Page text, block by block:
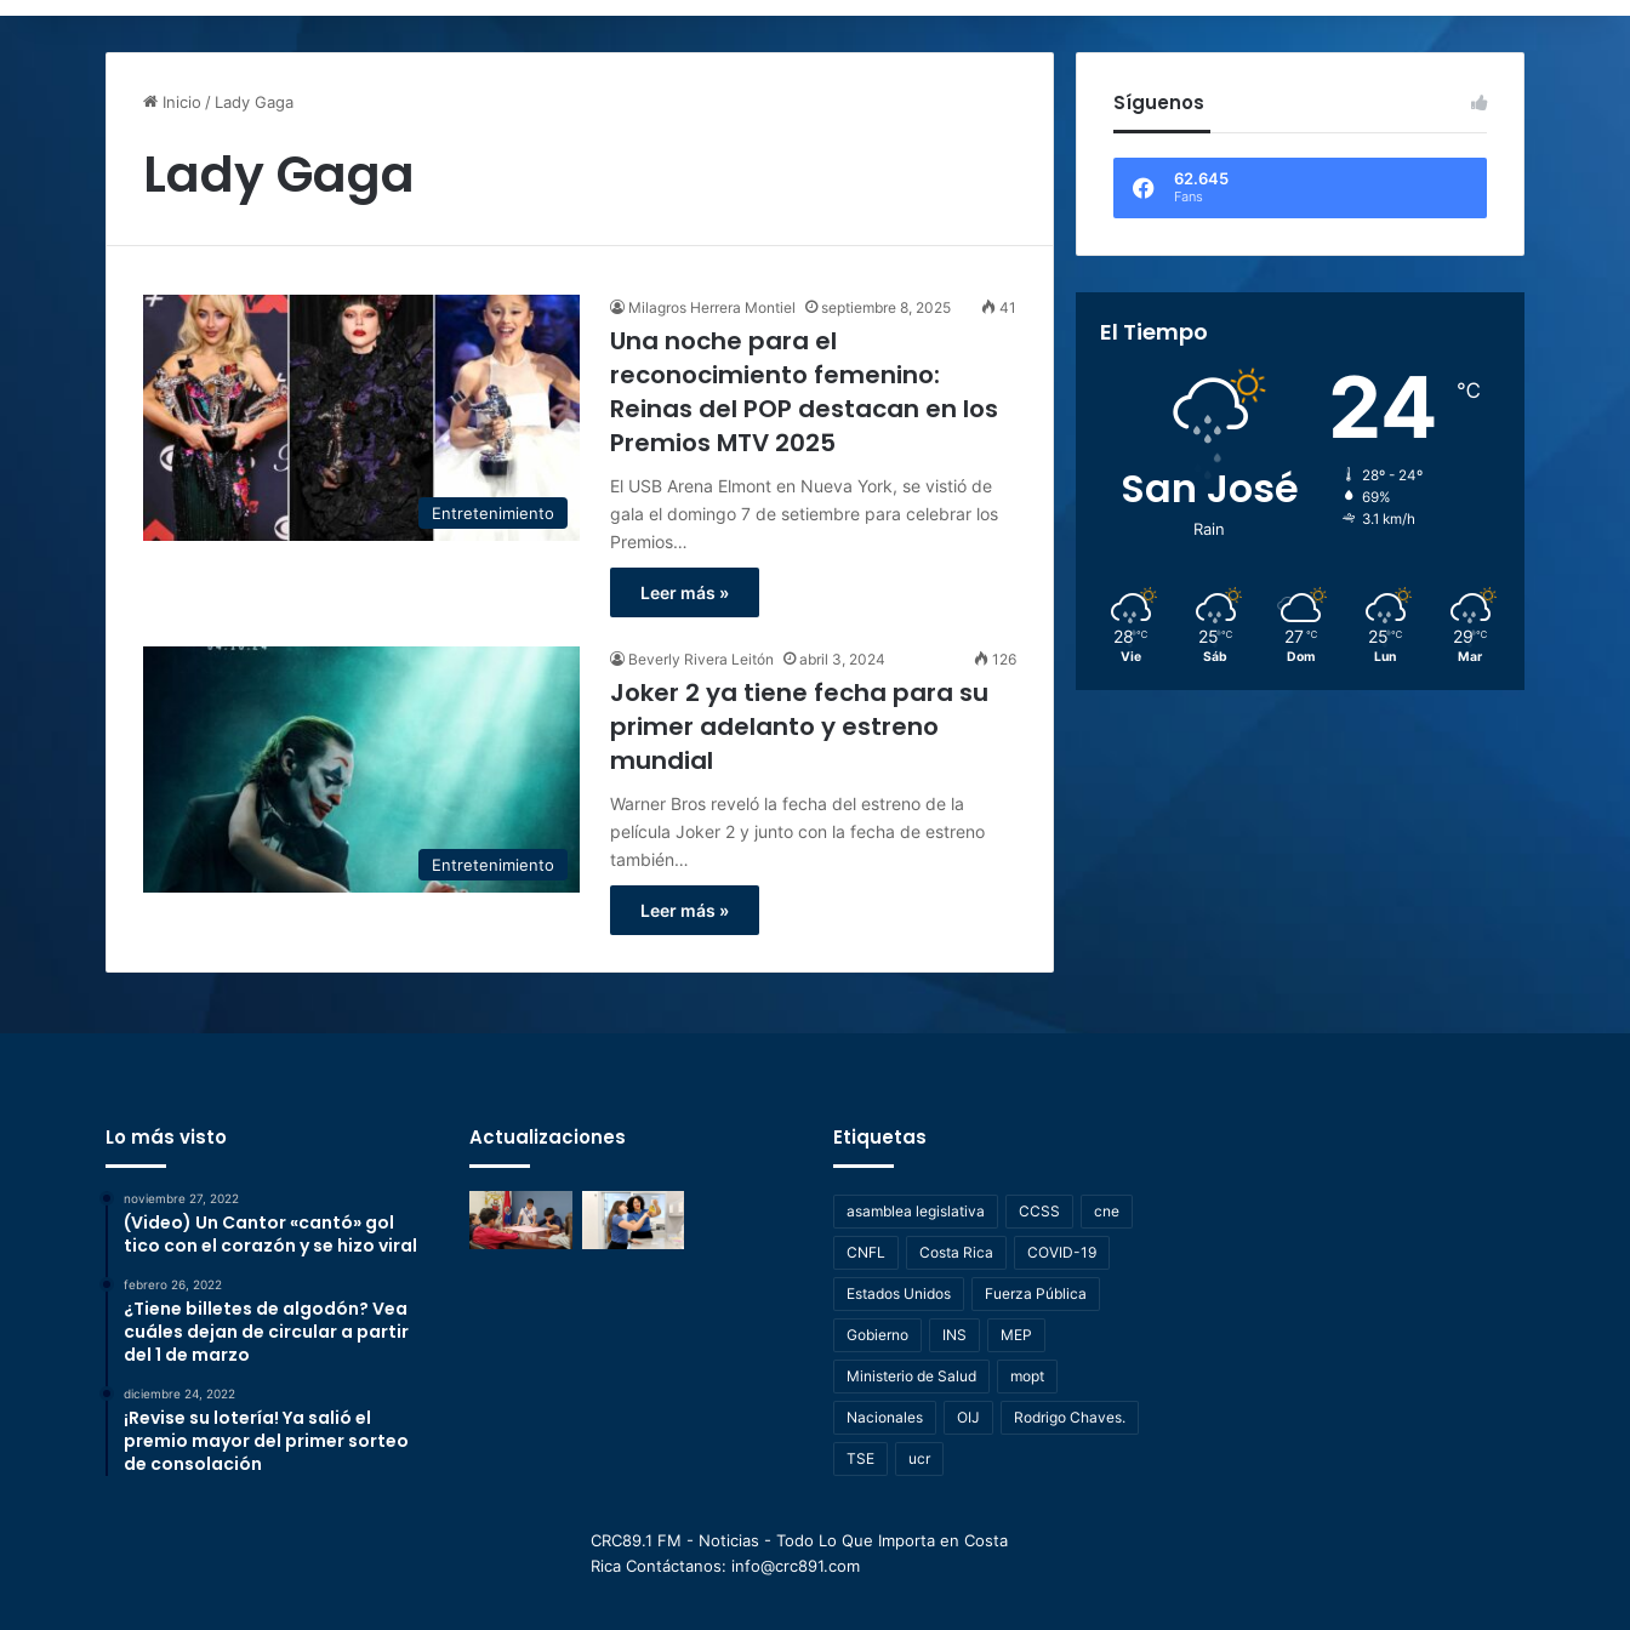
Inicio / Lady Gaga
Lady Gaga
Entretenimiento
Milagros Herrera Montiel septiembre 8, 2025 41
Una noche para el
reconocimiento femenino:
Reinas del POP destacan en los
Premios MTV 2025
El USB Arena Elmont en Nueva York, se vistió de
gala el domingo 7 de setiembre para celebrar los
Premios…
Leer más »
Entretenimiento
Beverly Rivera Leitón abril 3, 2024 126
Joker 2 ya tiene fecha para su
primer adelanto y estreno
mundial
Warner Bros reveló la fecha del estreno de la
película Joker 2 y junto con la fecha de estreno
también…
Leer más »
Síguenos
62.645
Fans
El Tiempo
San José
Rain
24 ℃
28º - 24º
69%
3.1 km/h
28 ℃
Vie
25 ℃
Sáb
27 ℃
Dom
25 ℃
Lun
29 ℃
Mar
Lo más visto
noviembre 27, 2022
(Video) Un Cantor «cantó» gol
tico con el corazón y se hizo viral
febrero 26, 2022
¿Tiene billetes de algodón? Vea
cuáles dejan de circular a partir
del 1 de marzo
diciembre 24, 2022
¡Revise su lotería! Ya salió el
premio mayor del primer sorteo
de consolación
Actualizaciones Etiquetas
asamblea legislativa CCSS cne
CNFL Costa Rica COVID-19
Estados Unidos Fuerza Pública
Gobierno INS MEP
Ministerio de Salud mopt
Nacionales OIJ Rodrigo Chaves.
TSE ucr
CRC89.1 FM - Noticias - Todo Lo Que Importa en Costa
Rica Contáctanos: info@crc891.com